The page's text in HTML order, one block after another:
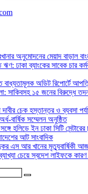
অনুমোদনের মেয়াদ বাড়াল
ঢাকা ব্যাংকের সাবেক চার
বাধ্যতামূলক অডিট রিপোর্টে
সাকিবসহ ১৫ জনের বিরুদ্ধে
দাবীর চেক হস্তান্তর ও ব্যবসা
বার্ষিক সম্মেলন অনুষ্ঠিত
হলিডে ইন ঢাকা সিটি
আট সাংবাদিক
এস আর খানের মৃত্যুবার্ষিকী
চেয়ে স্বদেশ লাইফকে কারণ